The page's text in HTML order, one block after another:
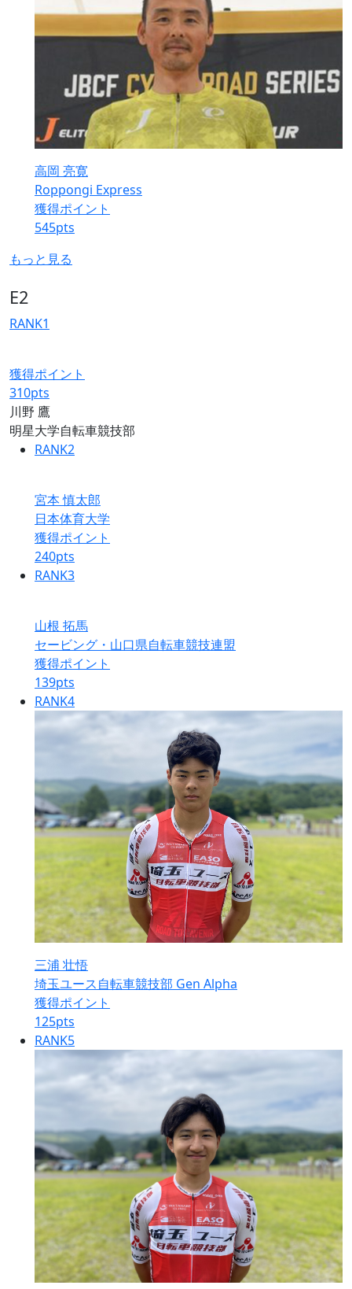
高岡 亮寛
Roppongi Express
獲得ポイント
545pts
もっと見る
E2
RANK1
獲得ポイント
310pts
川野 鷹
明星大学自転車競技部
RANK2
宮本 慎太郎
日本体育大学
獲得ポイント
240pts
RANK3
山根 拓馬
セービング・山口県自転車競技連盟
獲得ポイント
139pts
RANK4
三浦 壮悟
埼玉ユース自転車競技部 Gen Alpha
獲得ポイント
125pts
RANK5